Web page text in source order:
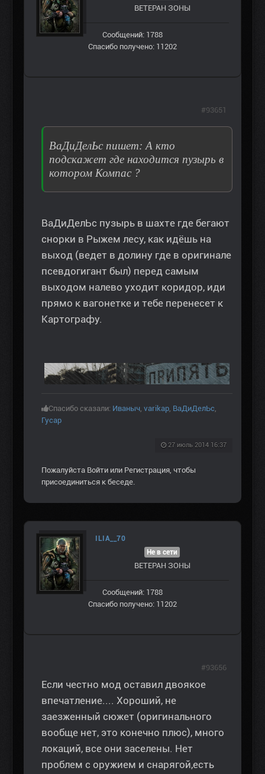
ВЕТЕРАН ЗOНЫ
Сообщений: 1788
Спасибо получено: 11202
ВаДиДелЬс пишет: А кто
подскажет где находится пузырь в
котором Компас ?
ВаДиДелЬс пузырь в шахте где бегают
снорки в Рыжем лесу, как идёшь на
выход (ведет в долину где в оригинале
псевдогигант был) перед самым
выходом налево уходит коридор, иди
прямо к вагонетке и тебе перенесет к
Картографу.
Спасибо сказали: Иваныч, varikap, ВаДиДелЬс,
Гусар
27 июль 2014 16:37
#93651
Пожалуйста Войти или Регистрация, чтобы
присоединиться к беседе.
ILIA__70
Не в сети
ВЕТЕРАН ЗOНЫ
Сообщений: 1788
Спасибо получено: 11202
Если честно мод оставил двоякое
впечатление.... Хороший, не
заезженный сюжет (оригинального
вообще нет, это конечно плюс), много
локаций, все они заселены. Нет
проблем с оружием и снарягой,есть
#93656